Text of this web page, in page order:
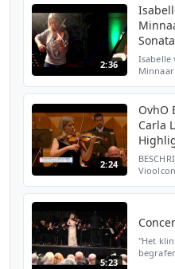
2:36
Isabelle
for the
2:24
OvhO Beethovens Vioolconcert
Carla
5:23
"Het